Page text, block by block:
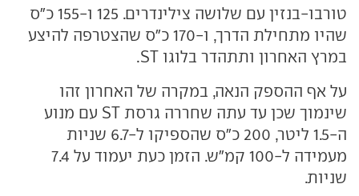
טורבו-בנזין עם שלושה צילינדרים. 125 ו-155 כ"ס
שהיו מתחילת הדרך, ו-170 כ"ס שהצטרפה להיצע
במרץ האחרון ותתהדר בלוגו ST.
על אף ההספק הנאה, במקרה של האחרון זהו
שינמוך שכן עד עתה שחררה גרסת ST עם מנוע
ה-1.5 ליטר, 200 כ"ס שהספיקו ל-6.7 שניות
מעמידה ל-100 קמ"ש. הזמן כעת יעמוד על 7.4
שניות.